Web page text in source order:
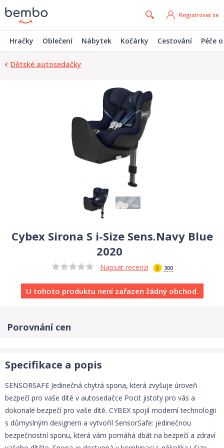
Registrovat se
Hračky Oblečení Nábytek Kočárky Cestování Péče
Dětské autosedačky
Cybex Sirona S i-Size Sens.Navy Blue
2020
Napsat recenzi 300
U tohoto produktu není zařazen žádný obchod.
Porovnání cen
Specifikace a popis
SENSORSAFE Jedinečná chytrá spona, která zvyšuje úroveň
bezpečí pro vaše dítě v autosedačce Pocit jistoty pro vás a
dokonalé bezpečí pro vaše dítě. CYBEX spojil moderní technologii
s důmyslným designem a vytvořil SensorSafe: jedinečnou
bezpečnostní sponu, která vám pomáhá dbát na bezpečí a zdraví